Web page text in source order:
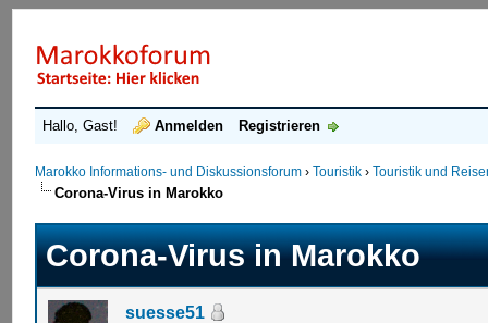
Hallo, Gast! Anmelden Registrieren
Marokko Informations- und Diskussionsforum ›Touristik ›Touristik und
Corona-Virus in Marokko
Corona-Virus in Marokko
suesse51